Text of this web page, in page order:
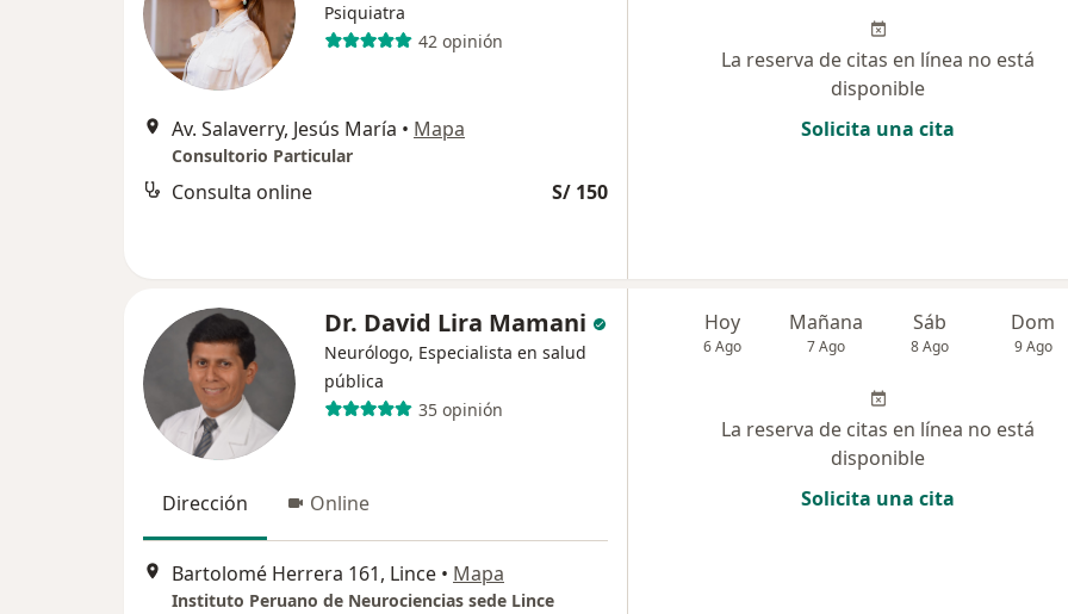
Psiquiatra
42 opinión
Av. Salaverry, Jesús María • Mapa
Consultorio Particular
Consulta online S/ 150
La reserva de citas en línea no está
disponible
Solicita una cita
Dr. David Lira Mamani
Neurólogo, Especialista en salud
pública
35 opinión
Dirección Online
Bartolomé Herrera 161, Lince • Mapa
Instituto Peruano de Neurociencias sede Lince
Hoy
6 Ago
Mañana
7 Ago
Sáb
8 Ago
Dom
9 Ago
La reserva de citas en línea no está
disponible
Solicita una cita